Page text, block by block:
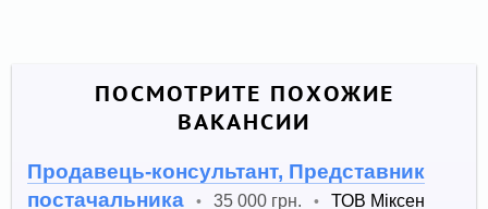
ПОСМОТРИТЕ ПОХОЖИЕ
ВАКАНСИИ
Продавець-консультант, Представник
постачальника
• 35 000 грн. •
ТОВ Міксен